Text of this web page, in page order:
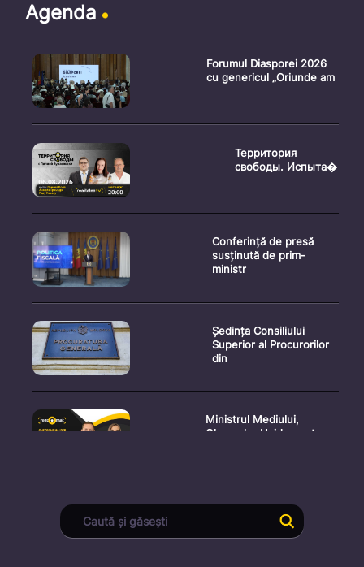
Agenda
Forumul Diasporei 2026
cu genericul „Oriunde am
Территория
свободы. Испыта�
Conferință de presă
susținută de prim-
ministr
Ședința Consiliului
Superior al Procurorilor
din
Ministrul Mediului,
Gheorghe Hajder, este
Consultări publice privind
proiectul de lege pent